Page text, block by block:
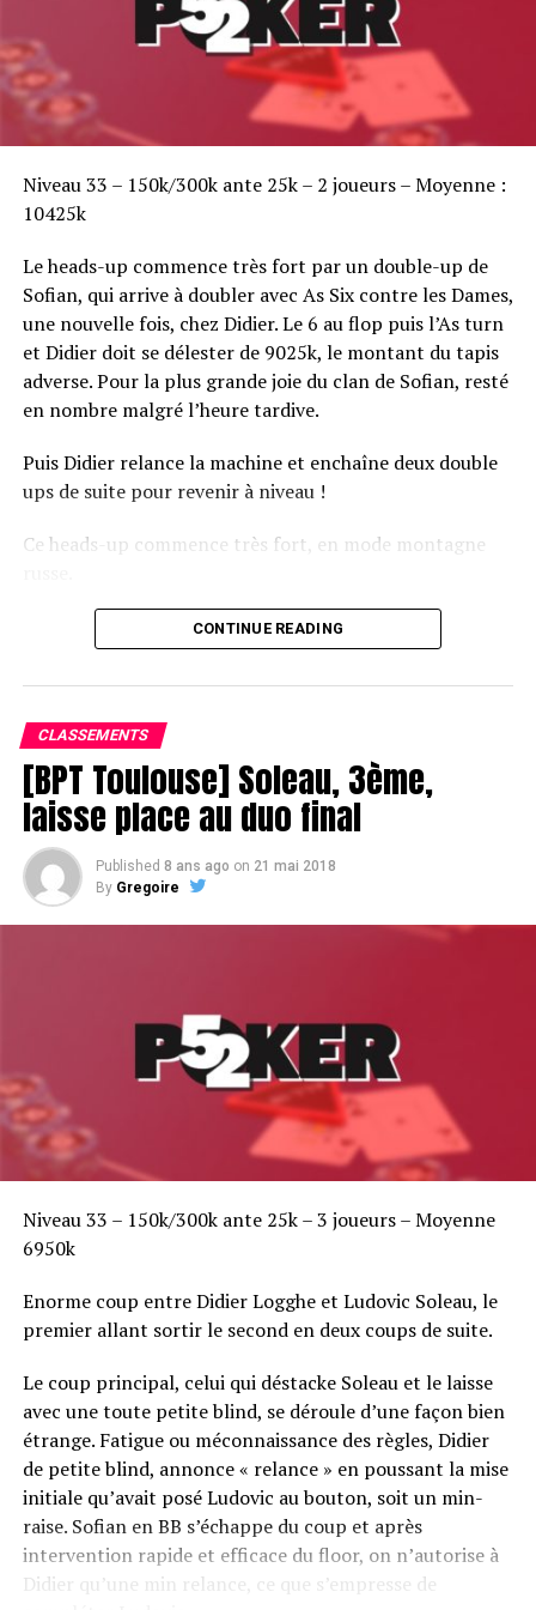
Niveau 33 – 150k/300k ante 25k – 2 joueurs – Moyenne :
10425k
Le heads-up commence très fort par un double-up de
Sofian, qui arrive à doubler avec As Six contre les Dames,
une nouvelle fois, chez Didier. Le 6 au flop puis l’As turn
et Didier doit se délester de 9025k, le montant du tapis
adverse. Pour la plus grande joie du clan de Sofian, resté
en nombre malgré l’heure tardive.
Puis Didier relance la machine et enchaîne deux double
ups de suite pour revenir à niveau !
Ce heads-up commence très fort, en mode montagne
Le champagne va réchauffer si les deux finalistes ne se décident pas !
CONTINUE READING
CLASSEMENTS
[BPT Toulouse] Soleau, 3ème,
laisse place au duo final
Published 8 ans ago on 21 mai 2018
By Gregoire
Niveau 33 – 150k/300k ante 25k – 3 joueurs – Moyenne
6950k
Enorme coup entre Didier Logghe et Ludovic Soleau, le
premier allant sortir le second en deux coups de suite.
Le coup principal, celui qui déstacke Soleau et le laisse
avec une toute petite blind, se déroule d’une façon bien
étrange. Fatigue ou méconnaissance des règles, Didier
de petite blind, annonce « relance » en poussant la mise
initiale qu’avait posé Ludovic au bouton, soit un min-
raise. Sofian en BB s’échappe du coup et après
intervention rapide et efficace du floor, on n’autorise à
Didier qu’une min relance, ce que s’empresse de